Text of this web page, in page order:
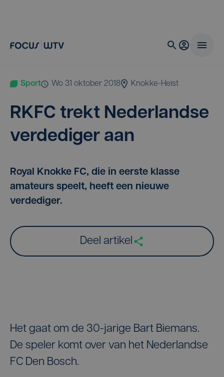
Sport wo 31 oktober 2018 Knokke-Heist
RKFC trekt Neder­land­se
ver­de­di­ger aan
Royal Knokke FC, die in eerste klasse
amateurs speelt, heeft een nieuwe
verdediger.
Deel artikel
Het gaat om de 30-jarige Bart Biemans.
De speler komt over van het Nederlandse
FC Den Bosch.